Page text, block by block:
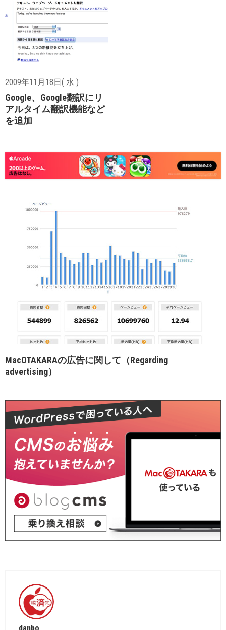
2009年11月18日( 水 )
Google、Google翻訳にリ
アルタイム翻訳機能など
を追加
MacOTAKARAの広告に関して（Regarding
advertising）